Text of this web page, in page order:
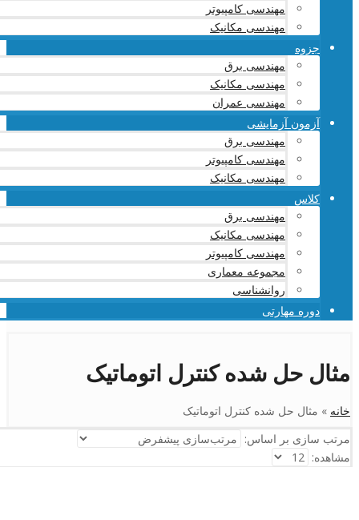
مهندسی کامپیوتر
مهندسی مکانیک
جزوه
مهندسی برق
مهندسی مکانیک
مهندسی عمران
آزمون آزمایشی
مهندسی برق
مهندسی کامپیوتر
مهندسی مکانیک
کلاس
مهندسی برق
مهندسی مکانیک
مهندسی کامپیوتر
مجموعه معماری
روانشناسی
دوره مهارتی
مثال حل شده کنترل اتوماتیک
خانه » مثال حل شده کنترل اتوماتیک
مرتب سازی بر اساس:
مشاهده: